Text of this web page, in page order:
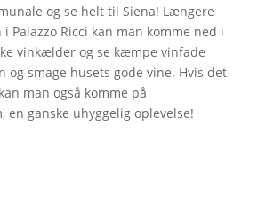
og se helt til Siena! Længere
Palazzo Ricci kan man komme ned i
vinkælder og se kæmpe vinfade
og smage husets gode vine. Hvis det
man også komme på
en ganske uhyggelig oplevelse!